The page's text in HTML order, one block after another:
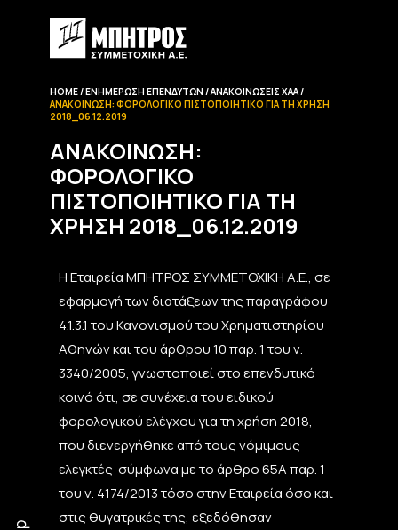
HOME ΕΝΗΜΈΡΩΣΗ EΠΕΝΔΥΤΏΝ
ΑΝΑΚΟΙΝΏΣΕΙΣ ΧΑΑ
ΑΝΑΚΟΊΝΩΣΗ: ΦΟΡΟΛΟΓΙΚΌ ΠΙΣΤΟΠΟΙΗΤΙΚΌ ΓΙΑ ΤΗ ΧΡΉΣΗ
2018_06.12.2019
ΑΝΑΚΟΊΝΩΣΗ:
ΦΟΡΟΛΟΓΙΚΌ
ΠΙΣΤΟΠΟΙΗΤΙΚΌ ΓΙΑ ΤΗ
ΧΡΉΣΗ 2018_06.12.2019
Η Εταιρεία ΜΠΗΤΡΟΣ ΣΥΜΜΕΤΟΧΙΚΗ Α.Ε., σε
εφαρμογή των διατάξεων της παραγράφου
4.1.3.1 του Κανονισμού του Χρηματιστηρίου
Αθηνών και του άρθρου 10 παρ. 1 του ν.
3340/2005, γνωστοποιεί στο επενδυτικό
κοινό ότι, σε συνέχεια του ειδικού
φορολογικού ελέγχου για τη χρήση 2018,
που διενεργήθηκε από τους νόμιμους
ελεγκτές σύμφωνα με το άρθρο 65Α παρ. 1
του ν. 4174/2013 τόσο στην Εταιρεία όσο και
στις θυγατρικές της, εξεδόθησαν